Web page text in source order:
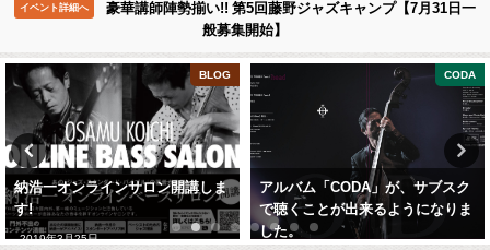
イベント詳細へ
豪華講師陣勢揃い!! 第5回藤野ジャズキャンプ【7月31日一
般募集開始】
BLOG
納浩一オンラインサロン開講しま
す!
2019年3月25日
CODA
アルバム「CODA」が、サブスク
で聴くことが出来るようになりま
した。